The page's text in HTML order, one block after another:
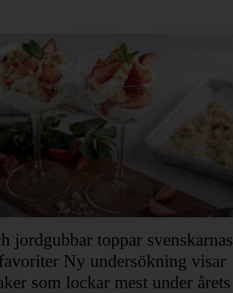
jordgubbar toppar svenskarnas
Ny undersökning visar
som lockar mest under årets